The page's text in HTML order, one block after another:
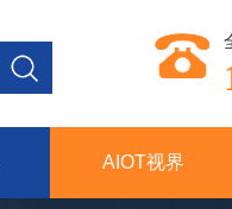
AIOT视界